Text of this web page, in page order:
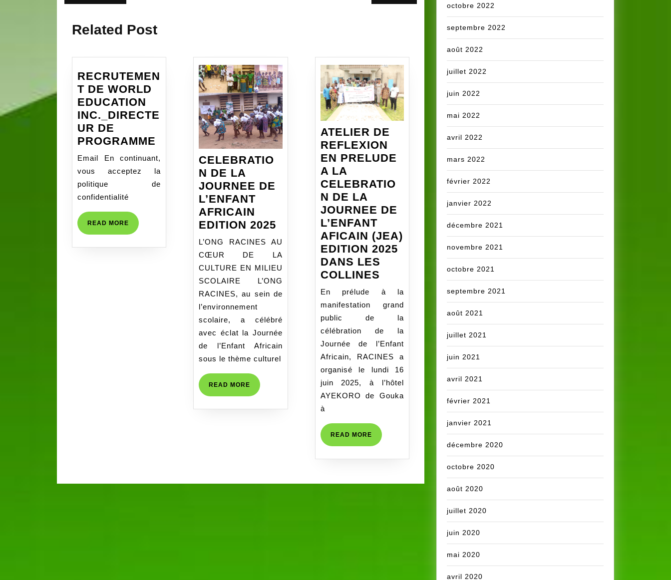
de
l’article
précédent suivant
Related Post
RECRUTEMEN
T DE WORLD
EDUCATION
INC._DIRECTE
UR DE
PROGRAMME RECRUTEMENT
DE
WORLD
EDUCATION
INC._DIRECTEUR
PROGRAMME
Email En continuant,
vous acceptez la
politique de
confidentialité
READ MORE READ
MORE
CELEBRATIO
N DE LA
JOURNEE DE
L’ENFANT
AFRICAIN
EDITION 2025 CELEBRATION
DE
LA
JOURNEE
DE
L’ENFANT
AFRICAIN
EDITION
2025
L’ONG RACINES AU
CŒUR DE LA
CULTURE EN MILIEU
SCOLAIRE L’ONG
RACINES, au sein de
l’environnement
scolaire, a célébré
avec éclat la Journée
de l’Enfant Africain
sous le thème culturel
READ MORE READ
MORE
ATELIER DE
REFLEXION
EN PRELUDE
A LA
CELEBRATIO
N DE LA
JOURNEE DE
L’ENFANT
AFICAIN (JEA)
EDITION 2025
DANS LES
COLLINES
DE
REFLEXION
EN
PRELUDE
A
LA
CELEBRATION
DE
LA
L’ENFANT
AFICAIN
(JEA)
2025
En prélude à la
manifestation grand
public de la
célébration de la
Journée de l’Enfant
Africain, RACINES a
organisé le lundi 16
juin 2025, à l’hôtel
AYEKORO de Gouka
à
READ MOREREAD
MORE
octobre 2022
septembre 2022
août 2022
juillet 2022
juin 2022
mai 2022
avril 2022
mars 2022
février 2022
janvier 2022
décembre 2021
novembre 2021
octobre 2021
septembre 2021
août 2021
juillet 2021
juin 2021
avril 2021
février 2021
janvier 2021
décembre 2020
octobre 2020
août 2020
juillet 2020
juin 2020
mai 2020
avril 2020